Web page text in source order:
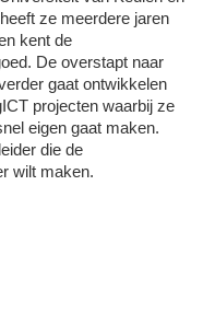
ze meerdere jaren
kent de
De overstapt naar
gaat ontwikkelen
projecten waarbij ze
eigen gaat maken.
die de
wilt maken.